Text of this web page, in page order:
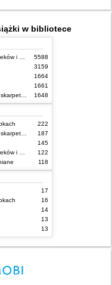
w bibliotece
5588
3159
1664
1661
1648
222
187
145
122
118
17
16
14
13
13